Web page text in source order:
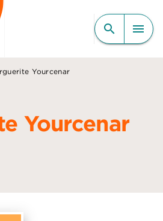
CONTENU
search menu
Yourcenar
Yourcenar